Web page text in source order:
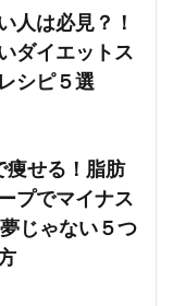
人は必見？！
ダイエットス
シピ５選
痩せる！脂肪
プでマイナス
じゃない５つ